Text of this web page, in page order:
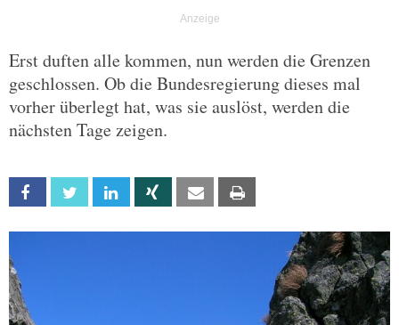
Erst duften alle kommen, nun werden die Grenzen
geschlossen. Ob die Bundesregierung dieses mal
vorher überlegt hat, was sie auslöst, werden die
nächsten Tage zeigen.
Facebook Twitter Linkedin Xing Email